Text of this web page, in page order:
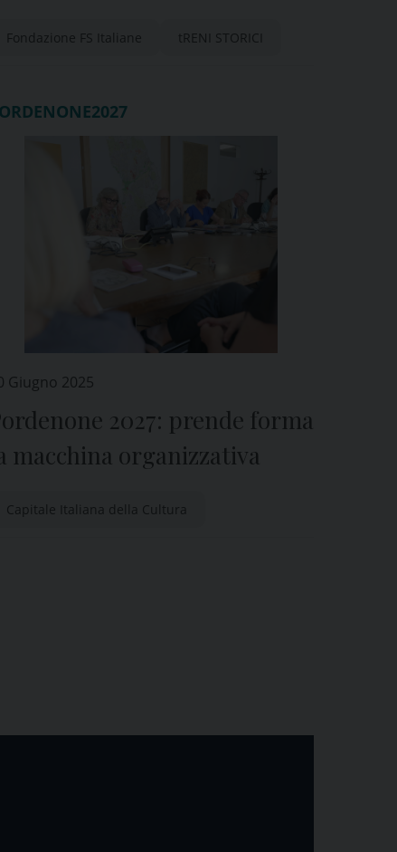
Fondazione FS Italiane tRENI STORICI
Giugno 2025
2027: prende forma
macchina organizzativa
Capitale Italiana della Cultura